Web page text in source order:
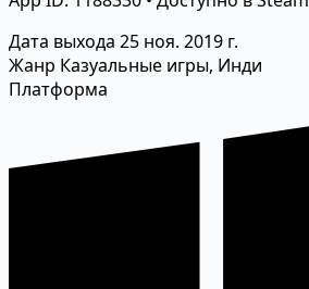
Дата выхода 25 ноя. 2019 г.
Жанр Казуальные игры, Инди
Платформа